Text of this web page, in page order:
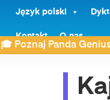
Język polski
Kontakt O nas
🎓 Poznaj Panda
podstawowa Klasa 4